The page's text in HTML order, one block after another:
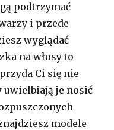
podtrzymać
i przede
wyglądać
na włosy to
Ci się nie
uwielbiają je nosić
modele